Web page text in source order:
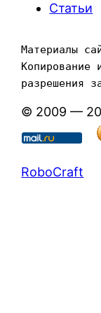
Статьи
Материалы
Копирование
разрешения
© 2009 —
RoboCraft